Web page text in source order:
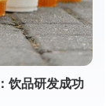
饮品研发成功